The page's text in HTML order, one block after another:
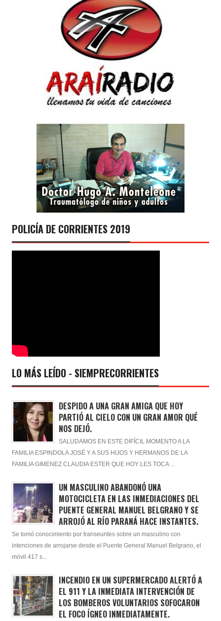
POLICÍA DE CORRIENTES 2019
LO MÁS LEÍDO - SIEMPRECORRIENTES
DESPIDO A UNA GRAN AMIGA QUE HOY
PARTIÓ AL CIELO CON UN GRAN AMOR QUÉ
NOS DEJÓ.
SALUDAMOS EN ESTE DIFÍCIL MOMENTO A LA
FAMILIA ESPINDOLA JOSÉ Y A SUS HIJOS Y HERMANOS DE LA
FAMILIA GIMENEZ CLAUDIA ESTER QUE HOY LES TOCA ...
UN MASCULINO ABANDONÓ UNA
MOTOCICLETA EN LAS INMEDIACIONES DEL
PUENTE GENERAL MANUEL BELGRANO Y SE
ARROJÓ AL RÍO PARANÁ HACE INSTANTES.
Se tomó conocimiento por transeuntes sobre un masculino con
intenciones de arrojarse desde el Puente General Manuel Belgrano, el
móvil 417 s...
INCENDIO EN UN SUPERMERCADO ALERTÓ A
EL 911 Y LA INMEDIATA INTERVENCIÓN DE
LOS BOMBEROS VOLUNTARIOS SOFOCARON
EL FOCO ÍGNEO INMEDIATAMENTE.